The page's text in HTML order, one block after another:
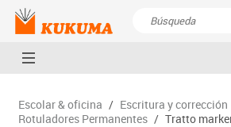
Escolar & oficina / Escritura y corrección
Rotuladores Permanentes / Tratto